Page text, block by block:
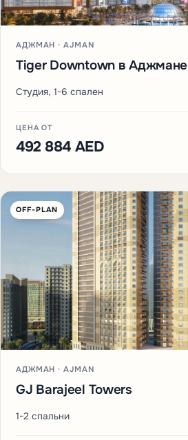
АДЖМАН · AJMAN
Tiger Downtown в Аджмане
Студия, 1-6 спален
ЦЕНА ОТ
492 884 AED
OFF-PLAN
АДЖМАН · AJMAN
GJ Barajeel Towers
1-2 спальни